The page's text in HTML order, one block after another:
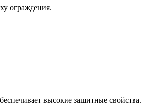
ограждения.
высокие защитные свойства.